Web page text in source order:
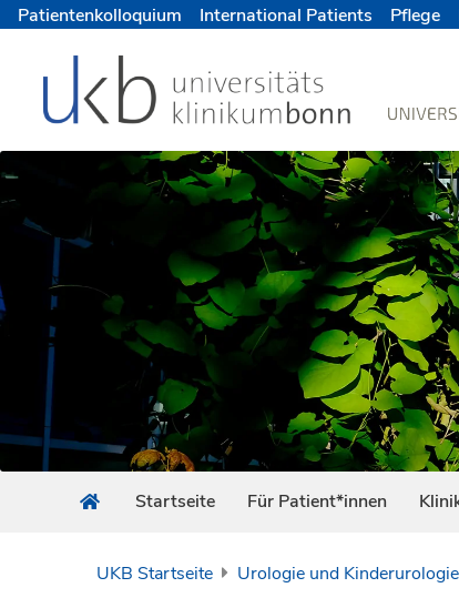
Patientenkolloquium International Patients Pflege
Startseite Für Patient*innen
UKB Startseite Urologie und Kinderurologie